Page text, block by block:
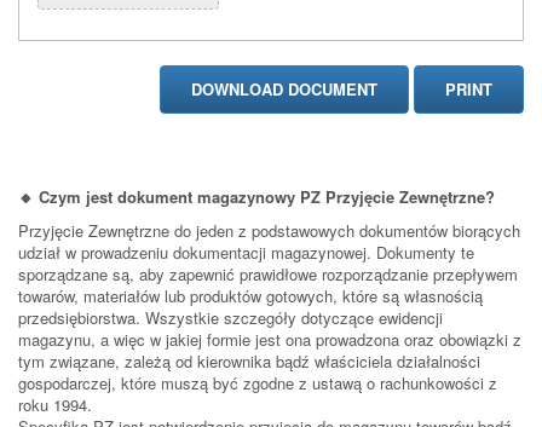
🔸 Czym jest dokument magazynowy PZ Przyjęcie Zewnętrzne?
Przyjęcie Zewnętrzne do jeden z podstawowych dokumentów biorących
udział w prowadzeniu dokumentacji magazynowej. Dokumenty te
sporządzane są, aby zapewnić prawidłowe rozporządzanie przepływem
towarów, materiałów lub produktów gotowych, które są własnością
przedsiębiorstwa. Wszystkie szczegóły dotyczące ewidencji
magazynu, a więc w jakiej formie jest ona prowadzona oraz obowiązki z
tym związane, zależą od kierownika bądź właściciela działalności
gospodarczej, które muszą być zgodne z ustawą o rachunkowości z
roku 1994.